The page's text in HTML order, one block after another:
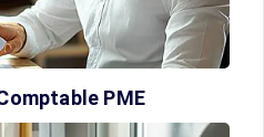
PME